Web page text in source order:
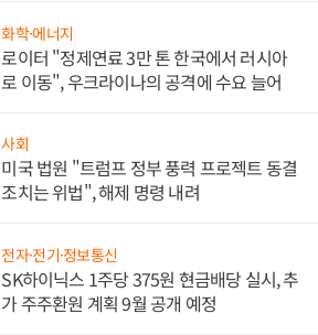
화학·에너지
로이터 "정제연료 3만 톤 한국에서 러시아
로 이동", 우크라이나의 공격에 수요 늘어
사회
미국 법원 "트럼프 정부 풍력 프로젝트 동결
조치는 위법", 해제 명령 내려
전자·전기·정보통신
SK하이닉스 1주당 375원 현금배당 실시, 추
가 주주환원 계획 9월 공개 예정